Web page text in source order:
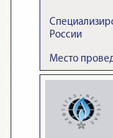
России
Место